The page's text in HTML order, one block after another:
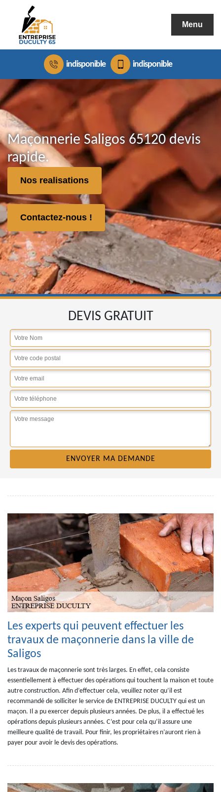
Menu
indisponible indisponible
Maçonnerie Saligos 65120 devis
rapide.
Nos realisations
Contactez-nous !
DEVIS GRATUIT
Les experts qui peuvent effectuer les
travaux de maçonnerie dans la ville de
Saligos
Les travaux de maçonnerie sont très larges. En effet, cela consiste
essentiellement à effectuer des opérations qui touchent la maison et toute
autre construction. Afin d’effectuer cela, veuillez noter qu’il est
recommandé de solliciter le service de ENTREPRISE DUCULTY qui est un
maçon. Il a pu exercer depuis plusieurs années. De plus, il a effectué les
opérations depuis plusieurs années. C’est pour cela qu’il assure une
meilleure qualité de travail. Pour finir, les propriétaires n’auront rien à
payer pour avoir le devis des opérations.